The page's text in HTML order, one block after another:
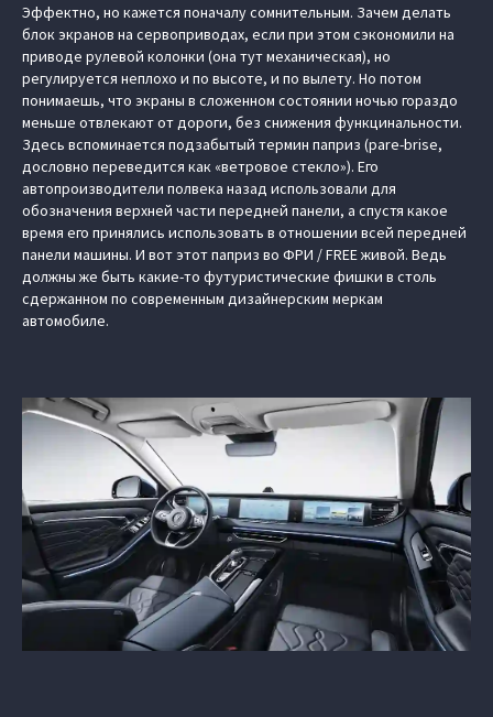
Эффектно, но кажется поначалу сомнительным. Зачем делать
блок экранов на сервоприводах, если при этом сэкономили на
приводе рулевой колонки (она тут механическая), но
регулируется неплохо и по высоте, и по вылету. Но потом
понимаешь, что экраны в сложенном состоянии ночью гораздо
меньше отвлекают от дороги, без снижения функцинальности.
Здесь вспоминается подзабытый термин паприз (pare-brise,
дословно переведится как «ветровое стекло»). Его
автопроизводители полвека назад использовали для
обозначения верхней части передней панели, а спустя какое
время его принялись использовать в отношении всей передней
панели машины. И вот этот паприз во ФРИ / FREE живой. Ведь
должны же быть какие-то футуристические фишки в столь
сдержанном по современным дизайнерским меркам
автомобиле.